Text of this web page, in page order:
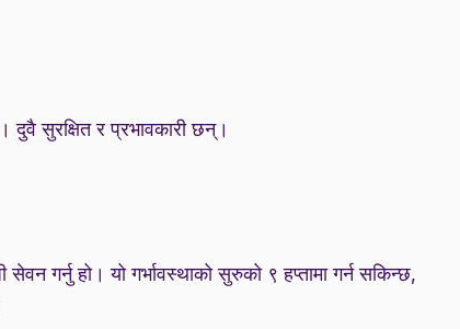
सुरक्षित र प्रभावकारी छन्।
गर्नु हो। यो गर्भावस्थाको सुरुको ९ हप्तामा गर्न सकिन्छ,